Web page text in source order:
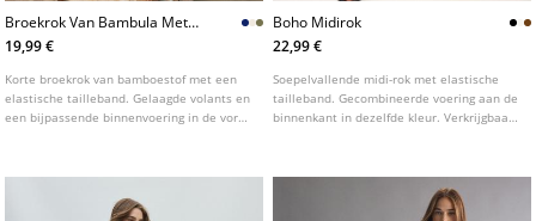
Broekrok Van Bambula Met
Volants L01261250
19,99 €
Korte broekrok van bamboestof met een
elastische tailleband. Gelaagde volants en
een bijpassende binnenvoering in de vorm
Boho Midirok
22,99 €
Soepelvallende midi-rok met elastische
tailleband. Gecombineerde voering aan de
binnenkant in dezelfde kleur. Verkrijgbaar